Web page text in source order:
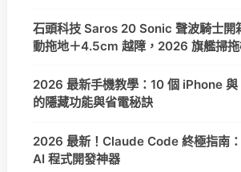
石頭科技 Saros 20 Sonic 聲波騎士開
動拖地＋4.5cm 越障，2026 旗艦掃
2026 最新手機教學：10 個 iPhone
的隱藏功能與省電秘訣
2026 最新！Claude Code 終極指南
AI 程式開發神器